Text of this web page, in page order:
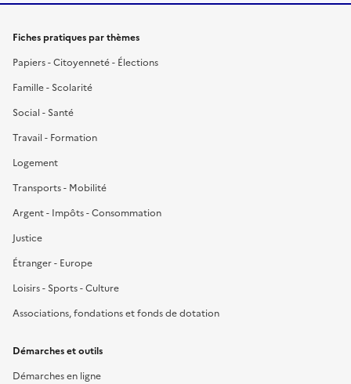
Fiches pratiques par thèmes
Papiers - Citoyenneté - Élections
Famille - Scolarité
Social - Santé
Travail - Formation
Logement
Transports - Mobilité
Argent - Impôts - Consommation
Justice
Étranger - Europe
Loisirs - Sports - Culture
Associations, fondations et fonds de dotation
Démarches et outils
Démarches en ligne